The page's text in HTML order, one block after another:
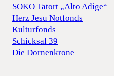
SOKO Tatort „Alto Adige“
Herz Jesu Notfonds
Kulturfonds
Schicksal 39
Die Dornenkrone